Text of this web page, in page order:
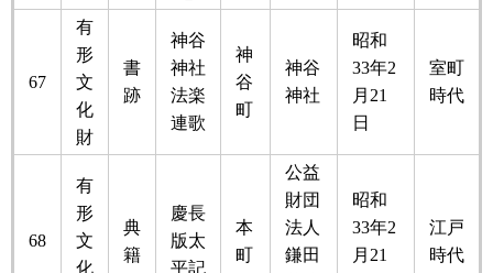
67
有
形
文
化
財
書
跡
神谷
神社
法楽
連歌
神
谷
町
神谷
神社
昭和
33年2
月21
日
室町
時代
68
有
形
文
化
典
籍
慶長
版太
平記
本
町
公益
財団
法人
鎌田
昭和
33年2
月21
江戸
時代